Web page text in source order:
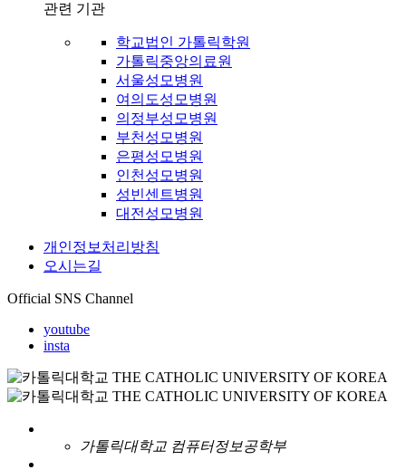
관련 기관
학교법인 가톨릭학원
가톨릭중앙의료원
서울성모병원
여의도성모병원
의정부성모병원
부천성모병원
은평성모병원
인천성모병원
성빈센트병원
대전성모병원
개인정보처리방침
오시는길
Official SNS Channel
youtube
insta
가톨릭대학교 컴퓨터정보공학부